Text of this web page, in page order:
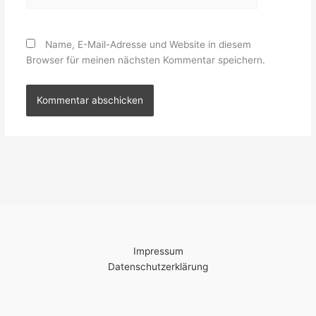
Name, E-Mail-Adresse und Website in diesem
Browser für meinen nächsten Kommentar speichern.
Impressum
Datenschutzerklärung